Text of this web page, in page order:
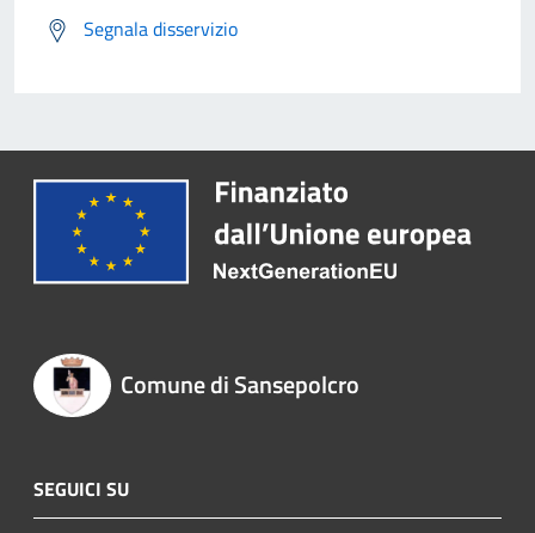
Segnala disservizio
Comune di Sansepolcro
SEGUICI SU